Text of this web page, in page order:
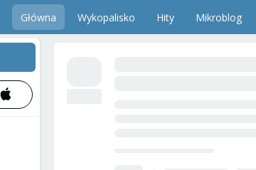
Główna Wykopalisko Hity Mikroblog